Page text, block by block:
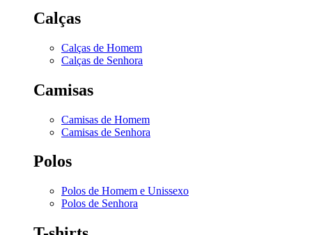
Calças
Calças de Homem
Calças de Senhora
Camisas
Camisas de Homem
Camisas de Senhora
Polos
Polos de Homem e Unissexo
Polos de Senhora